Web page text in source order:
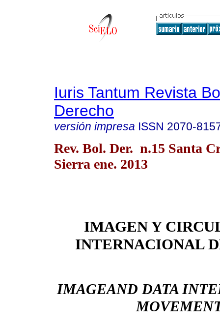
Iuris Tantum Revista
Derecho
versión impresa ISSN 2070-
Rev. Bol. Der. n.15 Santa
Sierra ene. 2013
IMAGEN Y
INTERNACIONAL
IMAGEAND DATA